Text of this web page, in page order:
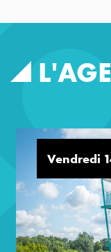
Vendredi